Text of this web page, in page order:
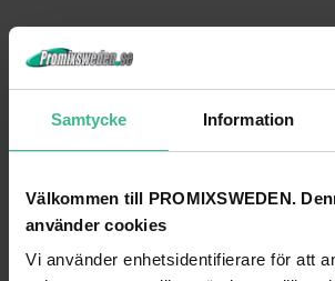
Samtycke Information
Välkommen till PROMIXSWEDEN.
använder cookies
Vi använder enhetsidentifierare för att
DIMAVERY SVT-1 keyboardstativ
ANDRA KUNDER KÖPTE